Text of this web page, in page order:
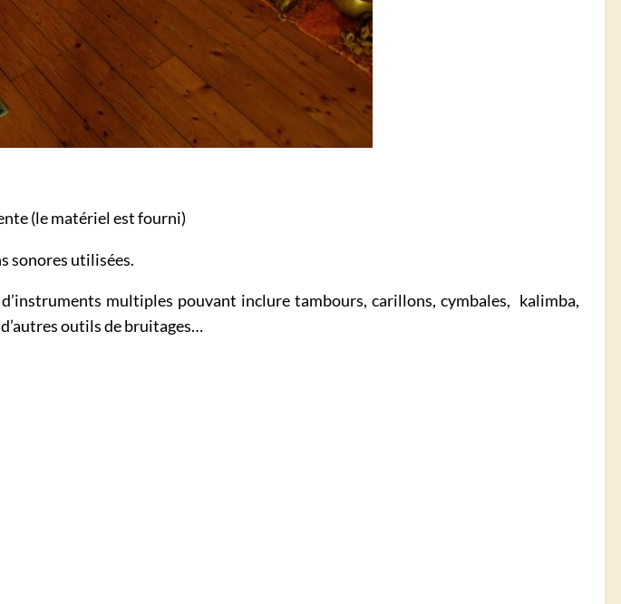
(le matériel est fourni)
sonores utilisées.
multiples pouvant inclure tambours, carillons, cymbales, kalimba,
outils de bruitages…